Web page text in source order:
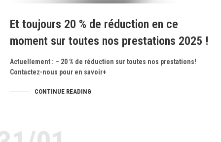
Et toujours 20 % de réduction en ce
moment sur toutes nos prestations 2025 !
Actuellement : – 20 % de réduction sur toutes nos prestations!
Contactez-nous pour en savoir+
CONTINUE READING